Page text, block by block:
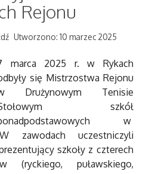
Rejonu
Utworzono: 10 marzec 2025
marca 2025 r. w Rykach
się Mistrzostwa Rejonu
Drużynowym Tenisie
szkół
w
W zawodach uczestniczyli
szkoły z czterech
(ryckiego, puławskiego,